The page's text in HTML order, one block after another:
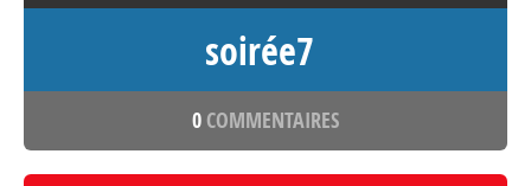
soirée7
0 COMMENTAIRES